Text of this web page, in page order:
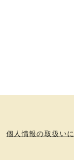
個人情報の取扱い